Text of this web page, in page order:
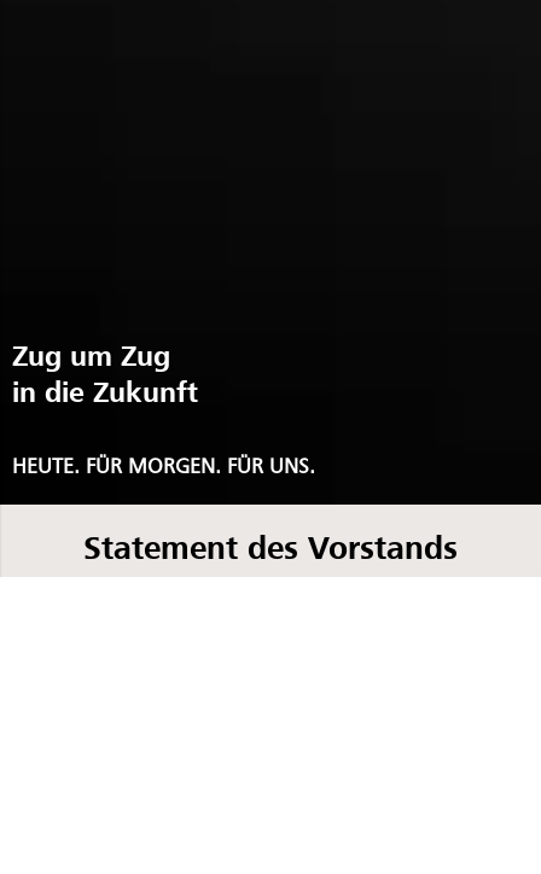
Zug um Zug
in die Zukunft
HEUTE. FÜR MORGEN. FÜR UNS.
Statement des Vorstands